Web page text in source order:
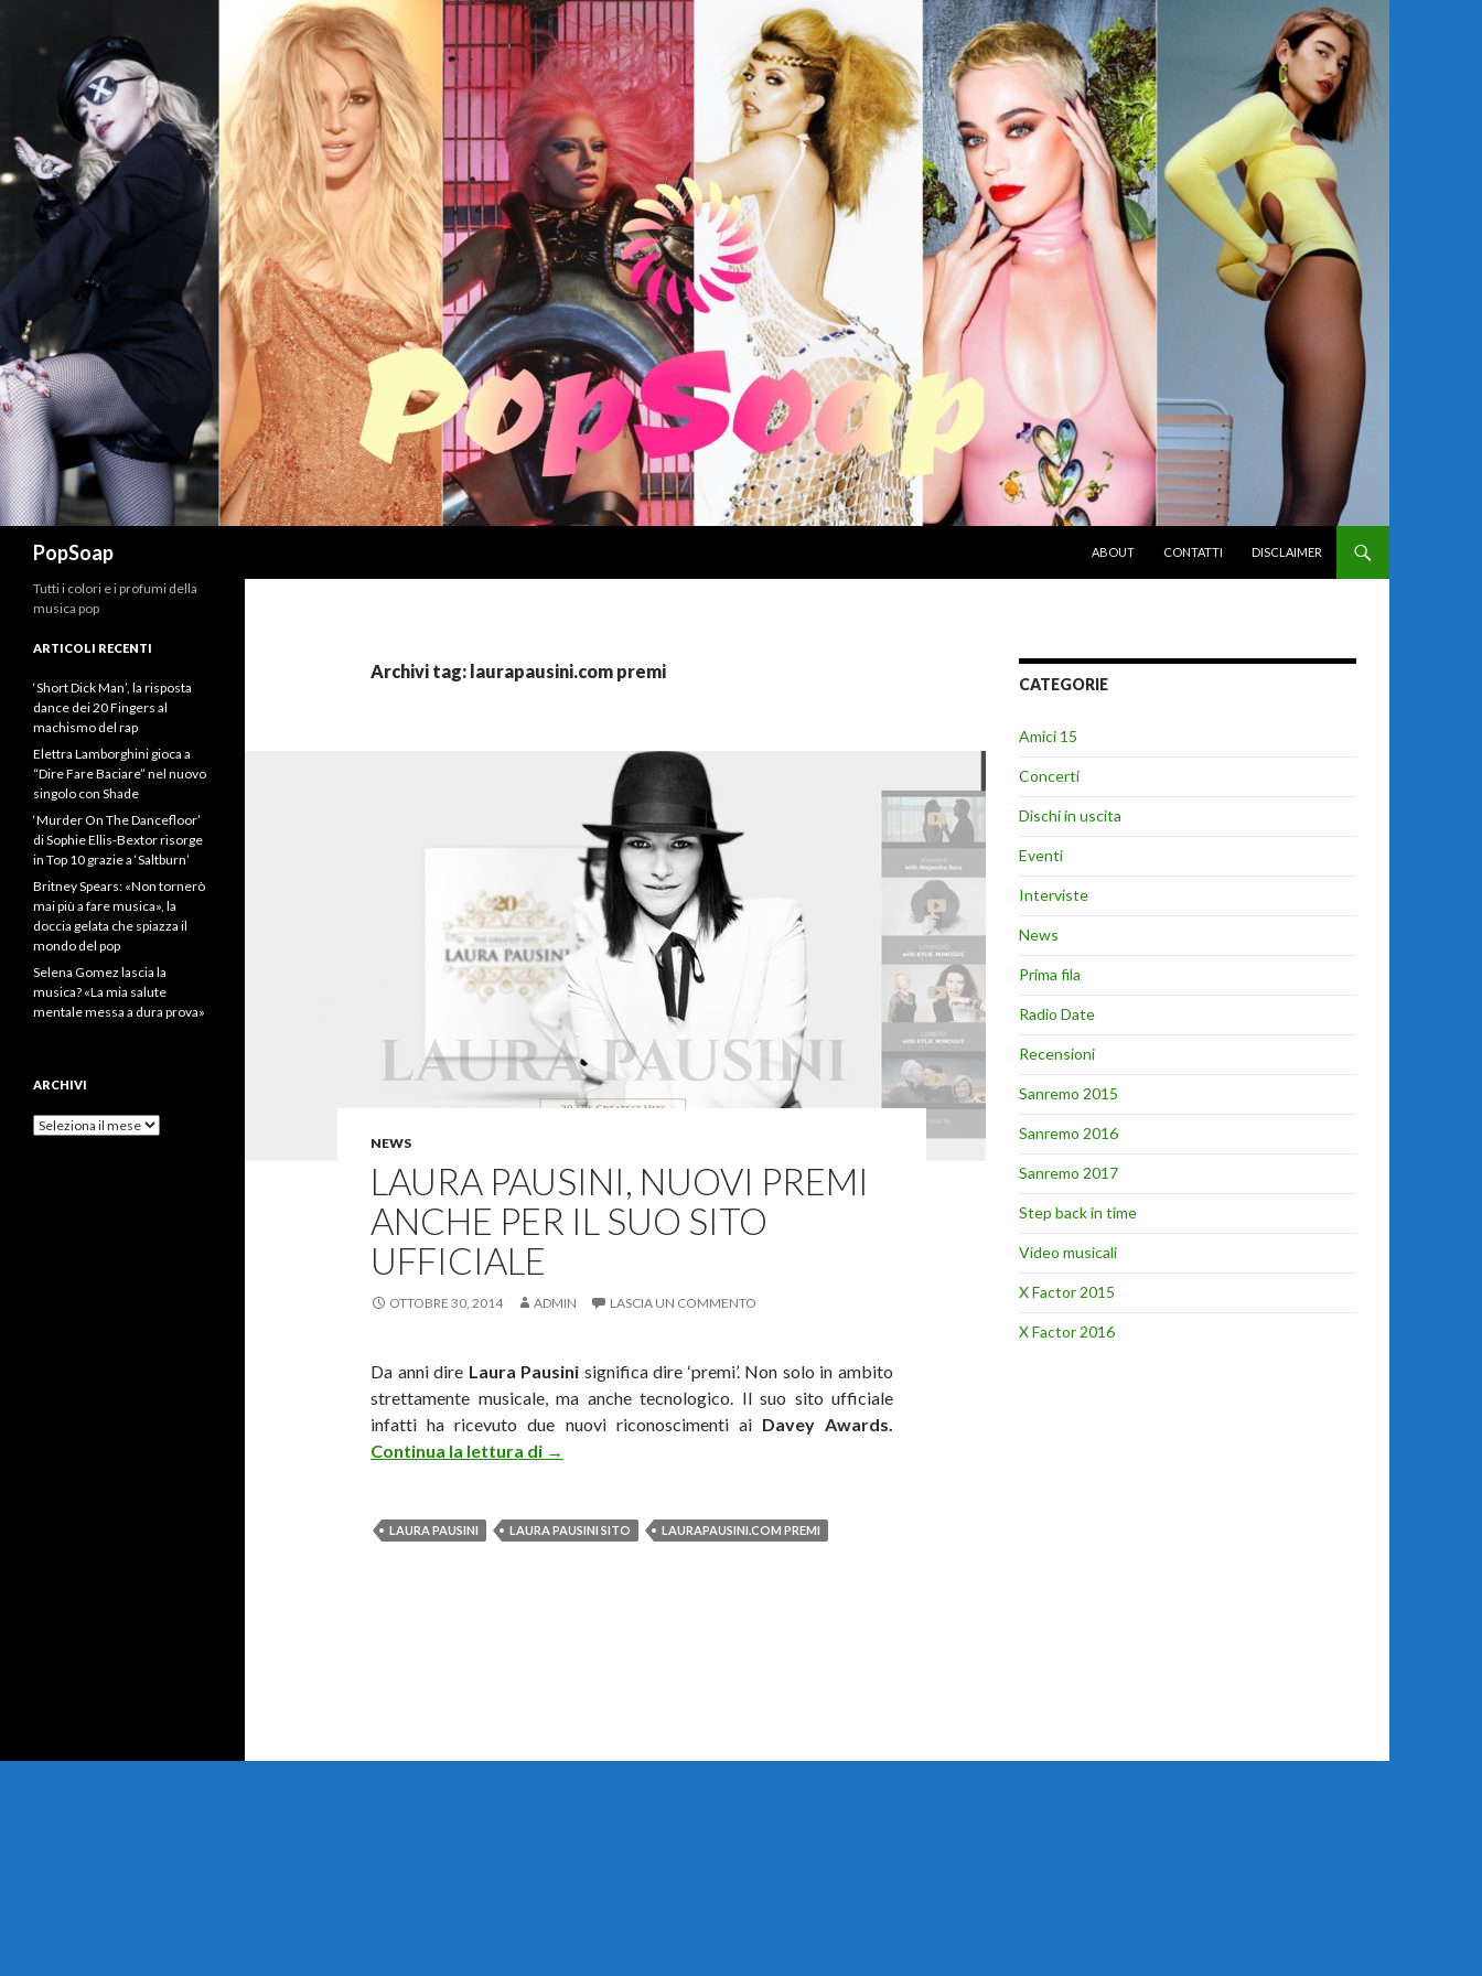
PopSoap
ABOUT
CONTATTI DISCLAIMER
Archivi tag: laurapausini.com premi
NEWS
LAURA PAUSINI, NUOVI PREMI
ANCHE PER IL SUO SITO
UFFICIALE
OTTOBRE 30, 2014 ADMIN LASCIA UN COMMENTO
Da anni dire Laura Pausini significa dire ‘premi’. Non solo in ambito
strettamente musicale, ma anche tecnologico. Il suo sito ufficiale
infatti ha ricevuto due nuovi riconoscimenti ai Davey Awards.
Continua la lettura di Laura Pausini, nuovi premi anche per il suo sito ufficiale
→
LAURA PAUSINI LAURA PAUSINI SITO LAURAPAUSINI.COM PREMI
CATEGORIE
Amici 15
Concerti
Dischi in uscita
Eventi
Interviste
News
Prima fila
Radio Date
Recensioni
Sanremo 2015
Sanremo 2016
Sanremo 2017
Step back in time
Video musicali
X Factor 2015
X Factor 2016
Tutti i colori e i profumi della
musica pop
ARTICOLI RECENTI
‘Short Dick Man’, la risposta
dance dei 20 Fingers al
machismo del rap
Elettra Lamborghini gioca a
“Dire Fare Baciare” nel nuovo
singolo con Shade
‘Murder On The Dancefloor’
di Sophie Ellis-Bextor risorge
in Top 10 grazie a ‘Saltburn’
Britney Spears: «Non tornerò
mai più a fare musica», la
doccia gelata che spiazza il
mondo del pop
Selena Gomez lascia la
musica? «La mia salute
mentale messa a dura prova»
ARCHIVI
Archivi